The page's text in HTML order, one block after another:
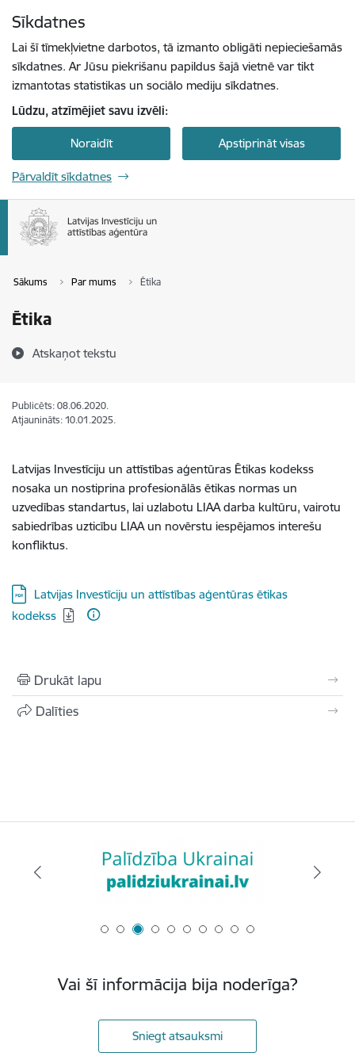
Sīkdatnes
Lai šī tīmekļvietne darbotos, tā izmanto obligāti nepieciešamās
sīkdatnes. Ar Jūsu piekrišanu papildus šajā vietnē var tikt
izmantotas statistikas un sociālo mediju sīkdatnes.
Lūdzu, atzīmējiet savu izvēli:
Noraidīt Apstiprināt visas
Pārvaldīt sīkdatnes
Sākums Par mums Ētika
Ētika
Atskaņot tekstu
Publicēts: 08.06.2020.
Atjaunināts: 10.01.2025.
Latvijas Investīciju un attīstības aģentūras Ētikas kodekss
nosaka un nostiprina profesionālās ētikas normas un
uzvedības standartus, lai uzlabotu LIAA darba kultūru, vairotu
sabiedrības uzticību LIAA un novērstu iespējamos interešu
konfliktus.
Lejupielādēt:
Latvijas Investīciju un attīstības aģentūras ētikas
kodekss
Drukāt lapu
Dalīties
Vai šī informācija bija noderīga?
Sniegt atsauksmi